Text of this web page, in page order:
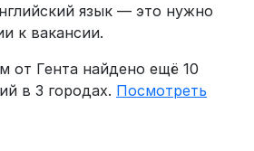
язык — это нужно
к вакансии.
от Гента найдено ещё 10
в 3 городах. Посмотреть